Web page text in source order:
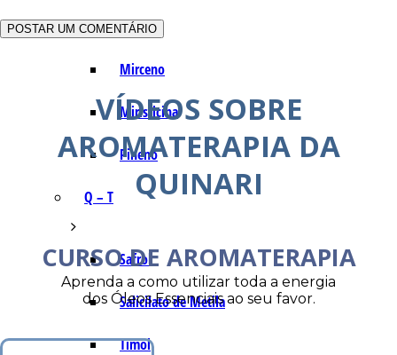
Mentol
Mirceno
Miristicina
Pineno
Q – T
Safrol
Salicilato de Metila
Timol
VÍDEOS SOBRE
AROMATERAPIA DA
QUINARI
CURSO DE AROMATERAPIA
Aprenda a como utilizar toda a energia
dos Óleos Essenciais ao seu favor.